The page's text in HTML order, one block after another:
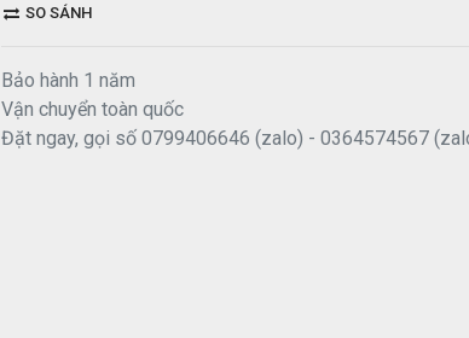
SO SÁNH
Bảo hành 1 năm
Vận chuyển toàn quốc
Đặt ngay, gọi số 0799406646 (zalo) - 0364574567